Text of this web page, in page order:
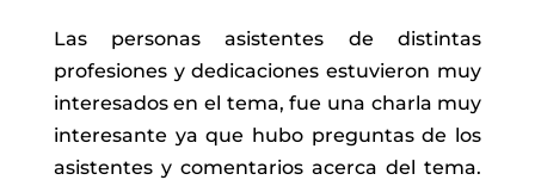
Las personas asistentes de distintas
profesiones y dedicaciones estuvieron muy
interesados en el tema, fue una charla muy
interesante ya que hubo preguntas de los
asistentes y comentarios acerca del tema.